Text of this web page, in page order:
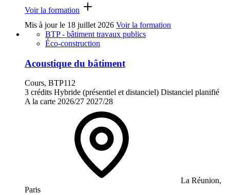
Voir la formation
Mis à jour le 18 juillet 2026 Voir la formation
BTP - bâtiment travaux publics
Éco-construction
Acoustique du bâtiment
Cours, BTP112
3 crédits Hybride (présentiel et distanciel) Distanciel planifié
A la carte 2026/27 2027/28
La Réunion,
Paris